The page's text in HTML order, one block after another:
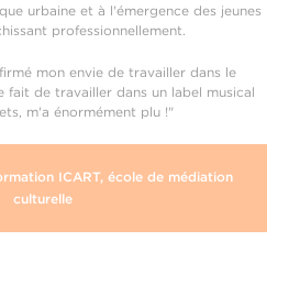
urbaine et à l'émergence des jeunes
professionnellement.
mon envie de travailler dans le
fait de travailler dans un label musical
m'a énormément plu !"
ICART, école de médiation
culturelle